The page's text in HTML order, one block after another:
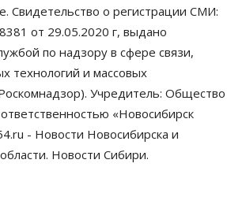
выдали исполнительные
рублей
Медицина Общество
интеллект предлагают
новых лекарств в
Свидетельство о регистрации СМИ:
от 29.05.2020 г, выдано
по надзору в сфере связи,
технологий и массовых
Учредитель: Общество
«Новосибирск
- Новости Новосибирска и
Новости Сибири.